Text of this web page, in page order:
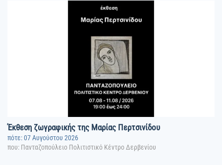
Έκθεση ζωγραφικής της Μαρίας Περτσινίδου
πότε: 07 Αυγούστου 2026
που: Πανταζοπούλειο Πολιτιστικό Κέντρο Δερβενίου